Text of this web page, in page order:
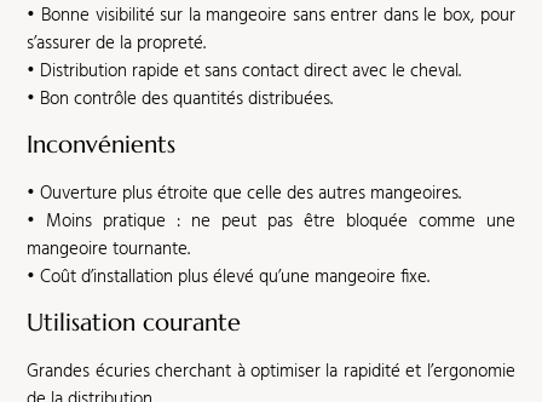
• Bonne visibilité sur la mangeoire sans entrer dans le box, pour
s’assurer de la propreté.
• Distribution rapide et sans contact direct avec le cheval.
• Bon contrôle des quantités distribuées.
Inconvénients
• Ouverture plus étroite que celle des autres mangeoires.
• Moins pratique : ne peut pas être bloquée comme une
mangeoire tournante.
• Coût d’installation plus élevé qu’une mangeoire fixe.
Utilisation courante
Grandes écuries cherchant à optimiser la rapidité et l’ergonomie